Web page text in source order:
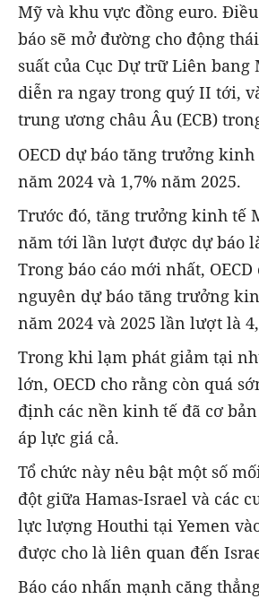
Mỹ và khu vực đồng euro.
báo sẽ mở đường cho động
suất của Cục Dự trữ Liên bang
diễn ra ngay trong quý II tới,
trung ương châu Âu (ECB)
OECD dự báo tăng trưởng
năm 2024 và 1,7% năm 2025.
Trước đó, tăng trưởng kinh tế
năm tới lần lượt được dự báo
Trong báo cáo mới nhất,
nguyên dự báo tăng trưởng
năm 2024 và 2025 lần lượt là
Trong khi lạm phát giảm tại
lớn, OECD cho rằng còn quá
định các nền kinh tế đã cơ
áp lực giá cả.
Tổ chức này nêu bật một số
đột giữa Hamas-Israel và các
lực lượng Houthi tại Yemen
được cho là liên quan đến
Báo cáo nhấn mạnh căng